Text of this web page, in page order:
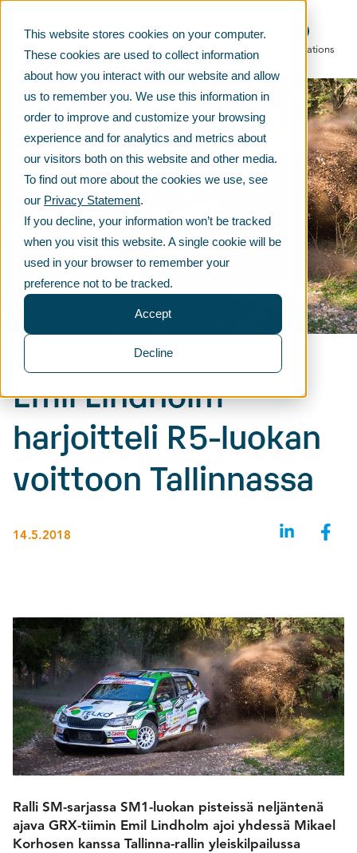
This website stores cookies on your computer.
These cookies are used to collect information
about how you interact with our website and allow
us to remember you. We use this information in
order to improve and customize your browsing
experience and for analytics and metrics about
our visitors both on this website and other media.
To find out more about the cookies we use, see
our Privacy Statement.
If you decline, your information won’t be tracked
when you visit this website. A single cookie will be
used in your browser to remember your
preference not to be tracked.
Accept
Decline
Main menu Telko locations
Emil Lindholm
harjoitteli R5-luokan
voittoon Tallinnassa
14.5.2018
Ralli SM-sarjassa SM1-luokan pisteissä neljäntenä
ajava GRX-tiimin Emil Lindholm ajoi yhdessä Mikael
Korhosen kanssa Tallinna-rallin yleiskilpailussa